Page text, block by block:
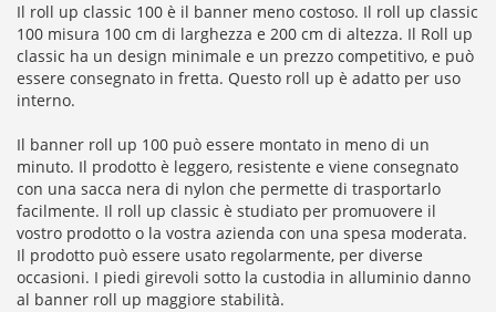
Il roll up classic 100 è il banner meno costoso. Il roll up classic
100 misura 100 cm di larghezza e 200 cm di altezza. Il Roll up
classic ha un design minimale e un prezzo competitivo, e può
essere consegnato in fretta. Questo roll up è adatto per uso
interno.
Il banner roll up 100 può essere montato in meno di un
minuto. Il prodotto è leggero, resistente e viene consegnato
con una sacca nera di nylon che permette di trasportarlo
facilmente. Il roll up classic è studiato per promuovere il
vostro prodotto o la vostra azienda con una spesa moderata.
Il prodotto può essere usato regolarmente, per diverse
occasioni. I piedi girevoli sotto la custodia in alluminio danno
al banner roll up maggiore stabilità.